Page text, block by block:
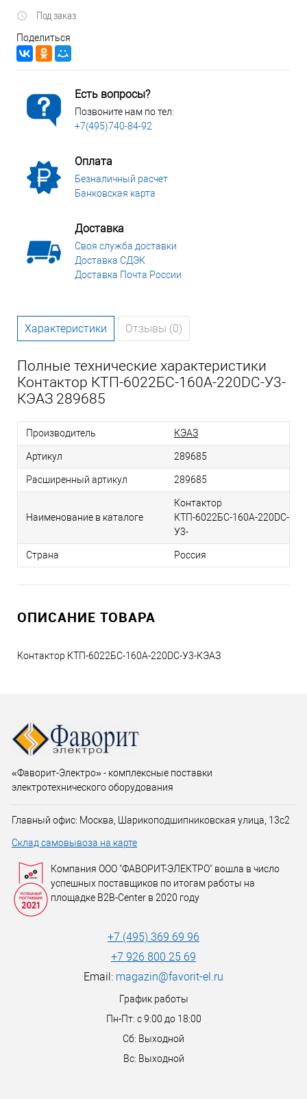
Под заказ
Поделиться
Есть вопросы?
Позвоните нам по тел:
+7(495)740-84-92
Оплата
Безналичный расчет
Банковская карта
Доставка
Своя служба доставки
Доставка СДЭК
Доставка Почта России
Характеристики Отзывы (0)
Полные технические характеристики
Контактор КТП-6022БС-160А-220DC-У3-
КЭАЗ 289685
Производитель КЭАЗ
Артикул 289685
Расширенный артикул 289685
Наименование в каталоге
Контактор
КТП-6022БС-160А-220DC-
У3-
Страна Россия
ОПИСАНИЕ ТОВАРА
Контактор КТП-6022БС-160А-220DC-У3-КЭАЗ
«Фаворит-Электро» - комплексные поставки
электротехнического оборудования
Главный офис: Москва, Шарикоподшипниковская улица, 13с2
Склад самовывоза на карте
Компания ООО "ФАВОРИТ-ЭЛЕКТРО" вошла в число
успешных поставщиков по итогам работы на
площадке B2B-Center в 2020 году
+7 (495) 369 69 96
+7 926 800 25 69
Email: magazin@favorit-el.ru
График работы
Пн-Пт: с 9:00 до 18:00
Сб: Выходной
Вс: Выходной